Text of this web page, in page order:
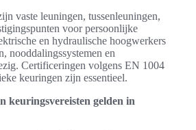
vaste leuningen, tussenleuningen,
voor persoonlijke
en hydraulische hoogwerkers
nooddalingssystemen en
Certificeringen volgens EN 1004
keuringen zijn essentieel.
keuringsvereisten gelden in